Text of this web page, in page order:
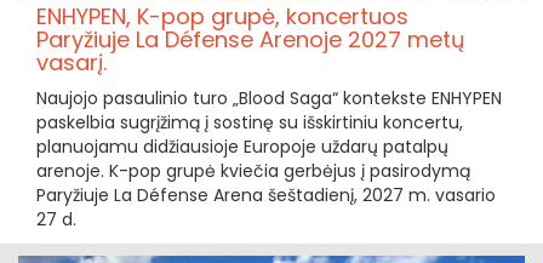
ENHYPEN, K-pop grupė, koncertuos
Paryžiuje La Défense Arenoje 2027 metų
vasarį.
Naujojo pasaulinio turo „Blood Saga“ kontekste ENHYPEN
paskelbia sugrįžimą į sostinę su išskirtiniu koncertu,
planuojamu didžiausioje Europoje uždarų patalpų
arenoje. K-pop grupė kviečia gerbėjus į pasirodymą
Paryžiuje La Défense Arena šeštadienį, 2027 m. vasario
27 d.